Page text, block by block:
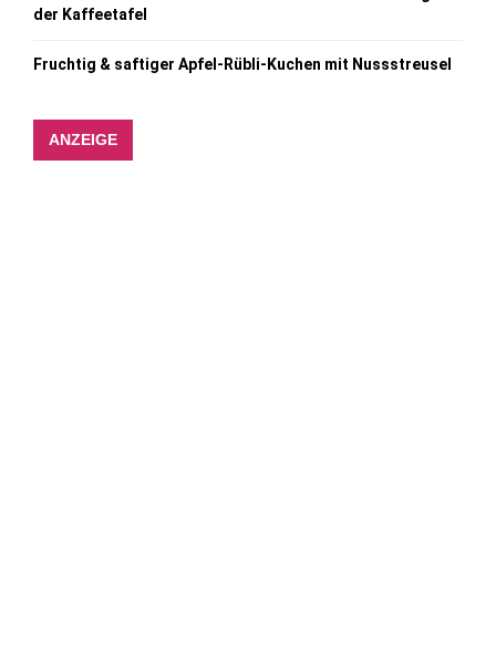
der Kaffeetafel
Fruchtig & saftiger Apfel-Rübli-Kuchen mit Nussstreusel
ANZEIGE